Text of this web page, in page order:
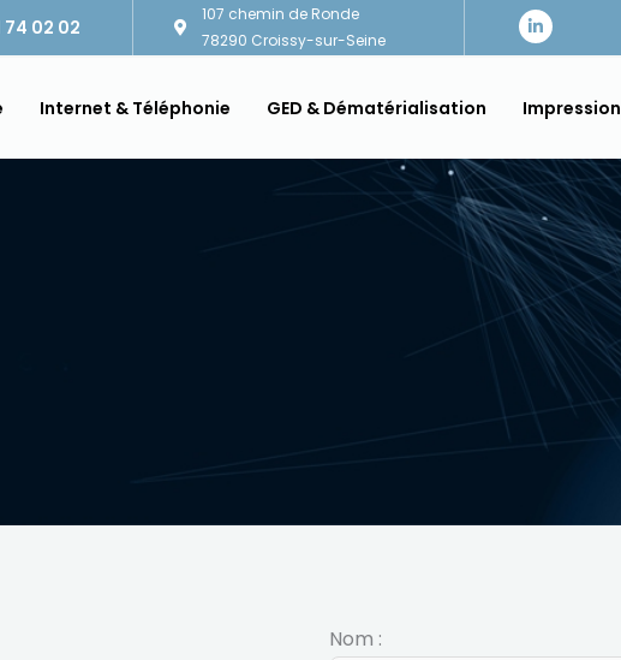
74 02 02
107 chemin de Ronde
78290 Croissy-sur-Seine
L
i
n
d
i
i
n
Internet & Téléphonie GED & Dématérialisation Impression
Nom :